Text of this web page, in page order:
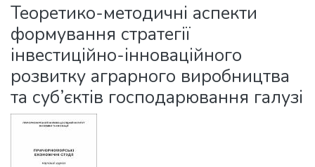
Statistics
Теоретико-методичні аспекти
формування стратегії
інвестиційно-інноваційного
розвитку аграрного виробництва
та суб’єктів господарювання галузі